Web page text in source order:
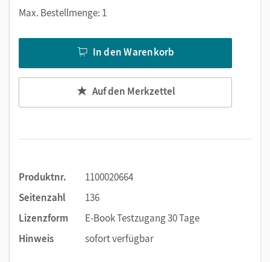
Markierungen setzen
Lesezeichen hinzufügen
Suchen im Text
Zoomen
Max. Bestellmenge: 1
In den Warenkorb
Auf den Merkzettel
Produktnr.
1100020664
Seitenzahl
136
Lizenzform
E-Book Testzugang 30 Tage
Hinweis
sofort verfügbar